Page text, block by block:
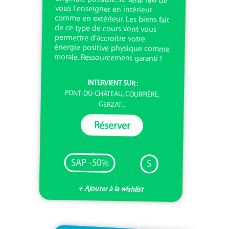
morale. Ressourcement garanti !
INTERVIENT SUR :
PONT-DU-CHÂTEAU, COURPIÈRE,
GERZAT...
Réserver
SAP -50% S
+ Ajouter à la wishlist